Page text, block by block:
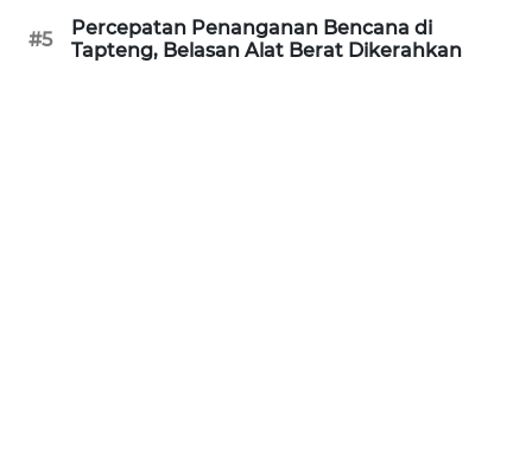
#5
Percepatan Penanganan Bencana di
Tapteng, Belasan Alat Berat Dikerahkan
TIMUR